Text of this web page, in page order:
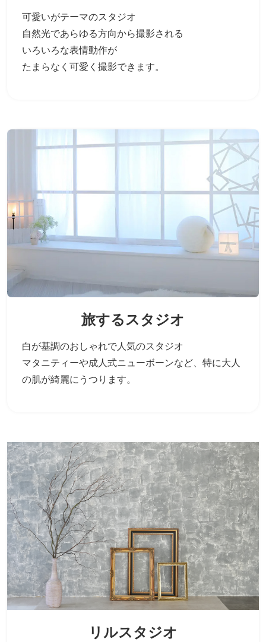
可愛いがテーマのスタジオ
自然光であらゆる方向から撮影される
いろいろな表情動作が
たまらなく可愛く撮影できます。
旅するスタジオ
白が基調のおしゃれで人気のスタジオ
マタニティーや成人式ニューボーンなど、 特に大人
の肌が綺麗にうつります。
リルスタジオ